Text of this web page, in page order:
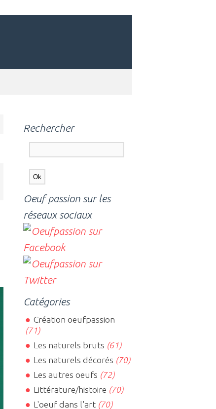
Rechercher
Oeuf passion sur les
réseaux sociaux
Catégories
Création oeufpassion
(71)
Les naturels bruts (61)
Les naturels décorés (70)
Les autres oeufs (72)
Littérature/histoire (70)
L'oeuf dans l'art(70)